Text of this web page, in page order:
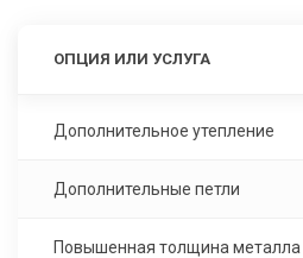
ОПЦИЯ ИЛИ УСЛУГА
Дополнительное утепление
Дополнительные петли
Повышенная толщина металла